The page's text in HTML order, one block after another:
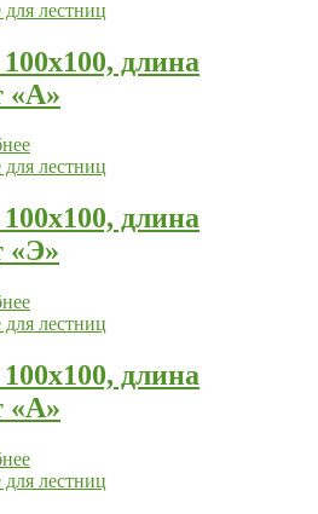
длина
«А»
длина
«Э»
длина
«А»